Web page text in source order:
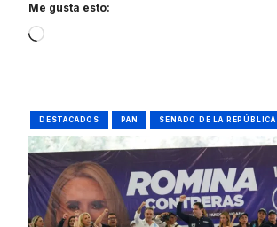
Me gusta esto:
Loading…
DESTACADOS PAN SENADO DE LA REPÚBLICA